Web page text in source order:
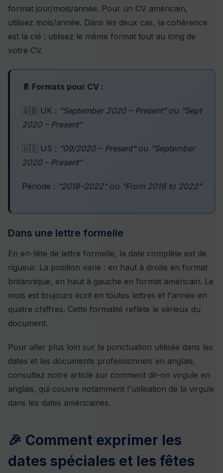
format jour/mois/année. Pour un CV américain,
utilisez mois/année. Dans les deux cas, la cohérence
est la clé : utilisez le même format tout au long de
votre CV.
📄 Formats pour CV :
🇬🇧 UK : "September 2020 – Present"ou "Sept
2020 – Present"
🇺🇸 US : "09/2020 – Present"ou "September
2020 – Present"
Période : "2018–2022"ou "From 2018 to 2022"
Dans une lettre formelle
En en-tête de lettre formelle, la date complète est de
rigueur. La position varie : en haut à droite en format
britannique, en haut à gauche en format américain. Le
mois est toujours écrit en toutes lettres et l'année en
quatre chiffres. Cette formalité reflète le sérieux du
document.
Pour aller plus loin sur la ponctuation utilisée dans les
dates et les documents professionnels en anglais,
consultez notre article sur comment dit-on virgule en
anglais, qui couvre notamment l'utilisation de la virgule
dans les dates américaines.
🎉 Comment exprimer les
dates spéciales et les fêtes